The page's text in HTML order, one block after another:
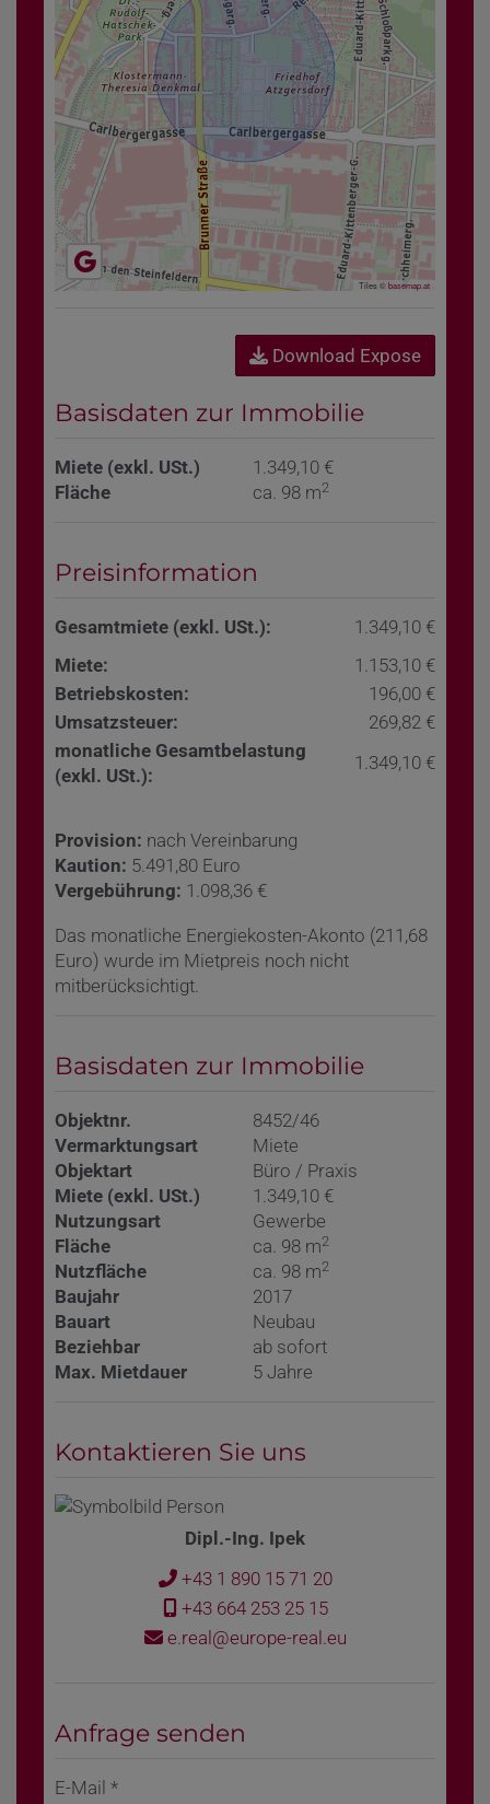
Tiles ©basemap.at
Download Expose
Basisdaten zur Immobilie
Miete (exkl. USt.)
1.349,10 €
Fläche
ca. 98 m2
Preisinformation
Gesamtmiete (exkl. USt.):
1.349,10 €
Miete:
1.153,10 €
Betriebskosten:
196,00 €
Umsatzsteuer:
269,82 €
monatliche Gesamtbelastung
(exkl. USt.):
1.349,10 €
Provision: nach Vereinbarung
Kaution: 5.491,80 Euro
Vergebührung: 1.098,36 €
Das monatliche Energiekosten-Akonto (211,68
Euro) wurde im Mietpreis noch nicht
mitberücksichtigt.
Basisdaten zur Immobilie
Objektnr.
8452/46
Vermarktungsart
Miete
Objektart
Büro / Praxis
Miete (exkl. USt.)
1.349,10 €
Nutzungsart
Gewerbe
Fläche
ca. 98 m2
Nutzfläche ca. 98 m2
Baujahr
2017
Bauart
Neubau
Beziehbar
ab sofort
Max. Mietdauer
5 Jahre
Kontaktieren Sie uns
Dipl.-Ing. Ipek
+43 1 890 15 71 20
+43 664 253 25 15
e.real@europe-real.eu
Anfrage senden
E-Mail